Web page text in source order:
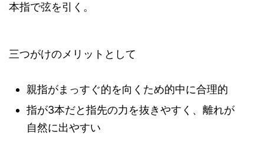
本指で弦を引く。
三つがけのメリットとして
親指がまっすぐ的を向くため的中に合理的
指が3本だと指先の力を抜きやすく、離れが
自然に出やすい